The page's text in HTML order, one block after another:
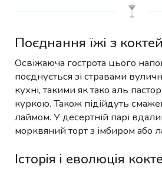
Поєднання їжі з
Освіжаюча гострота цього
поєднується зі стравами
кухні, такими як тако аль
куркою. Також підійдуть
лаймом. У десертній парі
морквяний торт з імбиром або
Історія і еволюція